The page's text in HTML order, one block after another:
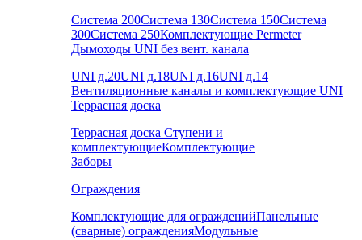
Система 200Система 130Система 150Система
300Система 250Комплектующие Permeter
Дымоходы UNI без вент. канала
UNI д.20UNI д.18UNI д.16UNI д.14
Вентиляционные каналы и комплектующие UNI
Террасная доска
Террасная доска Ступени и
комплектующиеКомплектующие
Заборы
Ограждения
Комплектующие для огражденийПанельные
(сварные) огражденияМодульные